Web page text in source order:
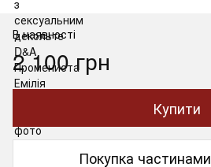
В наявності
2 100 грн
Купити
Покупка